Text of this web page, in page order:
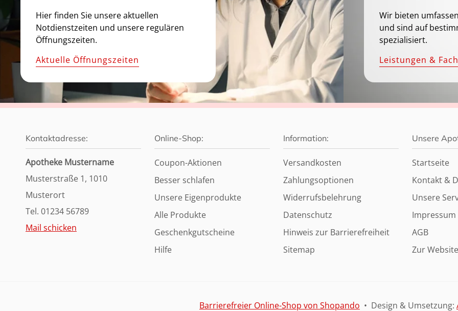
Hier finden Sie unsere aktuellen
Notdienstzeiten und unsere regulären
Öffnungszeiten.
Aktuelle Öffnungszeiten
Wir bieten
und sind auf
spezialisiert.
Leistungen &
Kontaktadresse:
Apotheke Mustername
Musterstraße 1, 1010
Musterort
Tel. 01234 56789
Mail schicken
Online-Shop:
Coupon-Aktionen
Besser schlafen
Unsere Eigenprodukte
Alle Produkte
Geschenkgutscheine
Hilfe
Information:
Versandkosten
Zahlungsoptionen
Widerrufsbelehrung
Datenschutz
Hinweis zur Barrierefreiheit
Sitemap
Unsere
Startseite
Kontakt &
Unsere
Impressum
AGB
Zur Website
Barrierefreier Online-Shop von Shopando • Design & Umsetzung: